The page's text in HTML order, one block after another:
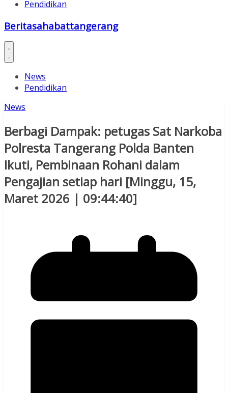
Pendidikan
Beritasahabattangerang
News
Pendidikan
News
Berbagi Dampak: petugas Sat Narkoba
Polresta Tangerang Polda Banten
Ikuti, Pembinaan Rohani dalam
Pengajian setiap hari [Minggu, 15,
Maret 2026 | 09:44:40]